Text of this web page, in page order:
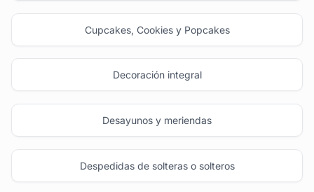
Cupcakes, Cookies y Popcakes
Decoración integral
Desayunos y meriendas
Despedidas de solteras o solteros